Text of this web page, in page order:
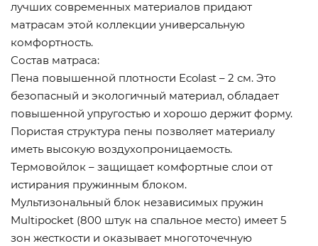
лучших современных материалов придают
матрасам этой коллекции универсальную
комфортность.
Состав матраса:
Пена повышенной плотности Ecolast – 2 см. Это
безопасный и экологичный материал, обладает
повышенной упругостью и хорошо держит форму.
Пористая структура пены позволяет материалу
иметь высокую воздухопроницаемость.
Термовойлок – защищает комфортные слои от
истирания пружинным блоком.
Мультизональный блок независимых пружин
Multipocket (800 штук на спальное место) имеет 5
зон жесткости и оказывает многоточечную